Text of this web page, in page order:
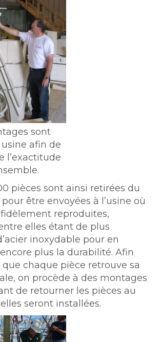
sont
afin de
l’exactitude
pièces sont ainsi retirées du
être envoyées à l’usine où
reproduites,
elles étant de plus
inoxydable pour en
plus la durabilité. Afin
que chaque pièce retrouve sa
on procède à des montages
de retourner les pièces au
seront installées.